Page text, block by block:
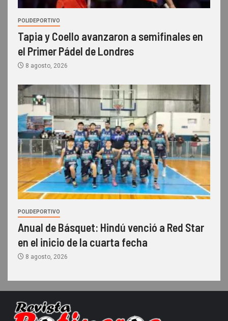
POLIDEPORTIVO
Tapia y Coello avanzaron a semifinales en
el Primer Pádel de Londres
8 agosto, 2026
POLIDEPORTIVO
Anual de Básquet: Hindú venció a Red Star
en el inicio de la cuarta fecha
8 agosto, 2026